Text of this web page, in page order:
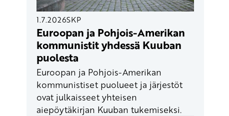
1.7.2026SKP
Euroopan ja Pohjois-Amerikan
kommunistit yhdessä Kuuban
puolesta
Euroopan ja Pohjois-Amerikan
kommunistiset puolueet ja järjestöt
ovat julkaisseet yhteisen
aiepöytäkirjan Kuuban tukemiseksi.